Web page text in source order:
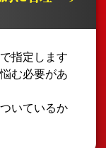
指定します
む必要があ
いているか